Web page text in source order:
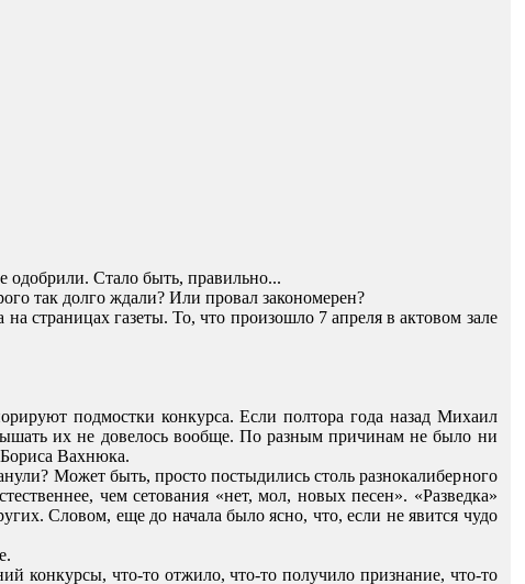
одобрили. Стало быть, правильно...
так долго ждали? Или провал закономерен?
на страницах газеты.То,что произошло7 апрелявактовом зале
подмостки конкурса.Если полтора года назад Михаил
их не довелось вообще. По разным причинам не было ни
Вахнюка.
Может быть, просто постыдились столь разнокалиберного
чем сетования «нет, мол, новых песен». «Разведка»
Словом, еще до начала было ясно, что, если не явится чудо
конкурсы, что-то отжило, что-то получило признание, что-то